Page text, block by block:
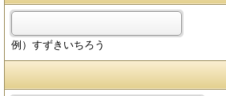
例）すずきいちろう